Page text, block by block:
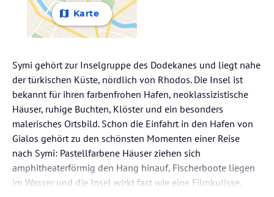
Karte
Symi gehört zur Inselgruppe des Dodekanes und liegt nahe
der türkischen Küste, nördlich von Rhodos. Die Insel ist
bekannt für ihren farbenfrohen Hafen, neoklassizistische
Häuser, ruhige Buchten, Klöster und ein besonders
malerisches Ortsbild. Schon die Einfahrt in den Hafen von
Gialos gehört zu den schönsten Momenten einer Reise
nach Symi: Pastellfarbene Häuser ziehen sich
amphitheaterförmig den Hang hinauf, Fischerboote liegen
im Wasser und die Insel wirkt fast wie eine Filmkulisse.